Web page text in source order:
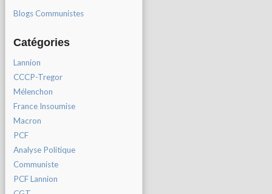
Blogs Communistes
Catégories
Lannion
CCCP-Tregor
Mélenchon
France Insoumise
Macron
PCF
Analyse Politique
Communiste
PCF Lannion